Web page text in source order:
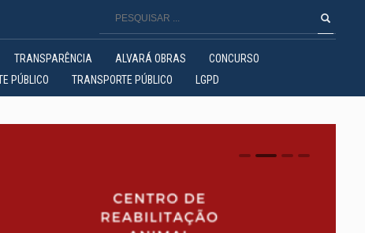
TRANSPARÊNCIA ALVARÁ OBRAS
CONCURSO
PÚBLICO TRANSPORTE PÚBLICO LGPD
0 1 2